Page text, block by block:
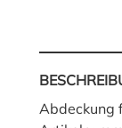
Abdeckung